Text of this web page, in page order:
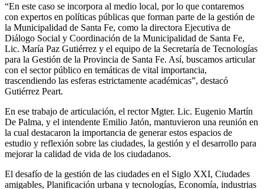
“En este caso se incorpora al medio local, por lo que contaremos
con expertos en políticas públicas que forman parte de la gestión de
la Municipalidad de Santa Fe, como la directora Ejecutiva de
Diálogo Social y Coordinación de la Municipalidad de Santa Fe,
Lic. María Paz Gutiérrez y el equipo de la Secretaría de Tecnologías
para la Gestión de la Provincia de Santa Fe. Así, buscamos articular
con el sector público en temáticas de vital importancia,
trascendiendo las esferas estrictamente académicas”, destacó
Gutiérrez Peart.
En ese trabajo de articulación, el rector Mgter. Lic. Eugenio Martín
De Palma, y el intendente Emilio Jatón, mantuvieron una reunión en
la cual destacaron la importancia de generar estos espacios de
estudio y reflexión sobre las ciudades, la gestión y el desarrollo para
mejorar la calidad de vida de los ciudadanos.
El desafío de la gestión de las ciudades en el Siglo XXI, Ciudades
amigables, Planificación urbana y tecnologías, Economía, industrias